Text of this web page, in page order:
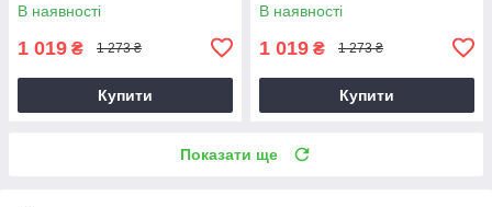
В наявності
1 019 ₴ 1 273 ₴
Купити
В наявності
1 019 ₴ 1 273 ₴
Купити
Показати ще